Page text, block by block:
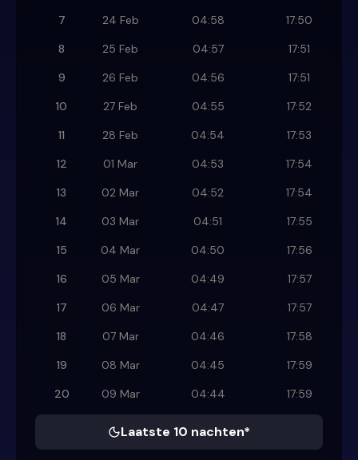
7
24 Feb 04:58
17:50
8
25 Feb 04:57
17:51
9
26 Feb 04:56
17:51
10
27 Feb 04:55
17:52
11
28 Feb 04:54
17:53
12
01 Mar 04:53
17:54
13
02 Mar 04:52
17:54
14
03 Mar 04:51
17:55
15
04 Mar 04:50
17:56
16
05 Mar 04:49
17:57
17
06 Mar 04:47
17:57
18
07 Mar 04:46
17:58
19
08 Mar 04:45
17:59
20
09 Mar 04:44 17:59
Laatste 10 nachten*